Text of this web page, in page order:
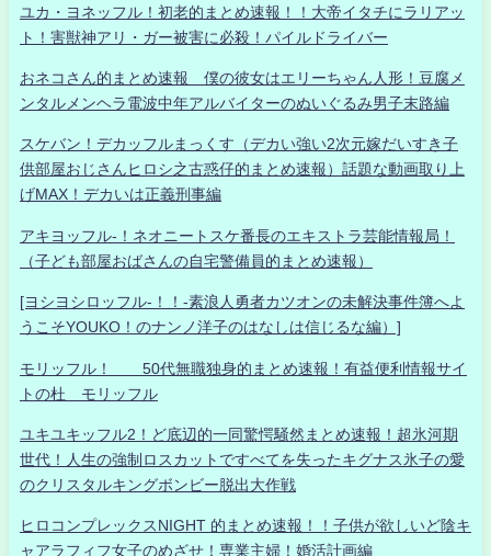
ユカ・ヨネッフル！初老的まとめ速報！！大帝イタチにラリアッ
ト！害獣神アリ・ガー被害に必殺！パイルドライバー
おネコさん的まとめ速報 僕の彼女はエリーちゃん人形！豆腐メ
ンタルメンヘラ電波中年アルバイターのぬいぐるみ男子末路編
スケバン！デカッフルまっくす（デカい強い2次元嫁だいすき子
供部屋おじさんヒロシ之古惑仔的まとめ速報）話題な動画取り上
げMAX！デカいは正義刑事編
アキヨッフル-！ネオニートスケ番長のエキストラ芸能情報局！
（子ども部屋おばさんの自宅警備員的まとめ速報）
[ヨシヨシロッフル-！！-素浪人勇者カツオンの未解決事件簿へよ
うこそYOUKO！のナンノ洋子のはなしは信じるな編）]
モリッフル！ 50代無職独身的まとめ速報！有益便利情報サイ
トの杜 モリッフル
ユキユキッフル2！ど底辺的一同驚愕騒然まとめ速報！超氷河期
世代！人生の強制ロスカットですべてを失ったキグナス氷子の愛
のクリスタルキングボンビー脱出大作戦
ヒロコンプレックスNIGHT 的まとめ速報！！子供が欲しいど陰キ
ャアラフィフ女子のめざせ！専業主婦！婚活計画編